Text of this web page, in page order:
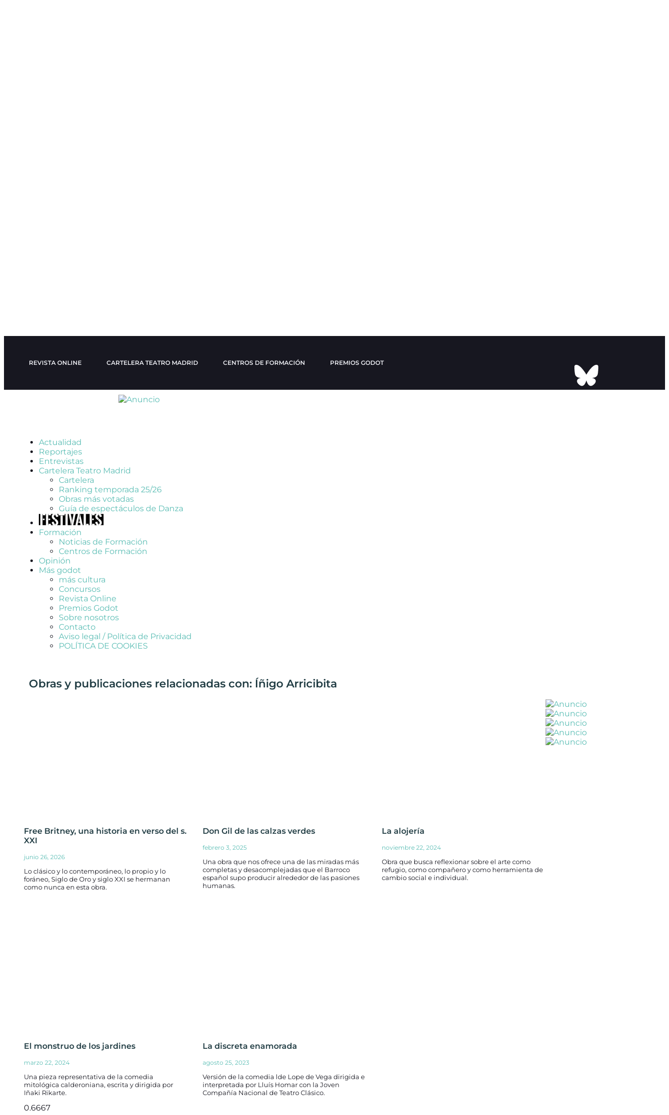
REVISTA ONLINE CARTELERA TEATRO MADRID CENTROS DE FORMACIÓN PREMIOS GODOT
Actualidad
Reportajes
Entrevistas
Cartelera Teatro Madrid
Cartelera
Ranking temporada 25/26
Obras más votadas
Guía de espectáculos de Danza
Formación
Noticias de Formación
Centros de Formación
Opinión
Más godot
más cultura
Concursos
Revista Online
Premios Godot
Sobre nosotros
Contacto
Aviso legal / Política de Privacidad
POLÍTICA DE COOKIES
Obras y publicaciones relacionadas con: Íñigo Arricibita
Free Britney, una historia en verso del s.
XXI
junio 26, 2026
Lo clásico y lo contemporáneo, lo propio y lo
foráneo, Siglo de Oro y siglo XXI se hermanan
como nunca en esta obra.
Don Gil de las calzas verdes
febrero 3, 2025
Una obra que nos ofrece una de las miradas más
completas y desacomplejadas que el Barroco
español supo producir alrededor de las pasiones
humanas.
La alojería
noviembre 22, 2024
Obra que busca reflexionar sobre el arte como
refugio, como compañero y como herramienta de
cambio social e individual.
El monstruo de los jardines
marzo 22, 2024
Una pieza representativa de la comedia
mitológica calderoniana, escrita y dirigida por
Iñaki Rikarte.
La discreta enamorada
agosto 25, 2023
Versión de la comedia lde Lope de Vega dirigida e
interpretada por Lluís Homar con la Joven
Compañía Nacional de Teatro Clásico.